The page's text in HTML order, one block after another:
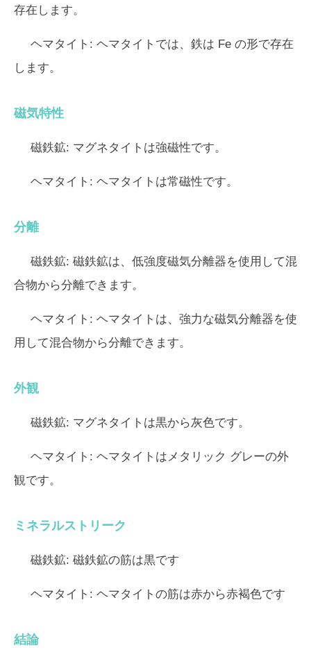
存在します。
ヘマタイト: ヘマタイトでは、鉄は Fe の形で存在
します。
磁気特性
磁鉄鉱: マグネタイトは強磁性です。
ヘマタイト: ヘマタイトは常磁性です。
分離
磁鉄鉱: 磁鉄鉱は、低強度磁気分離器を使用して混
合物から分離できます。
ヘマタイト: ヘマタイトは、強力な磁気分離器を使
用して混合物から分離できます。
外観
磁鉄鉱: マグネタイトは黒から灰色です。
ヘマタイト: ヘマタイトはメタリック グレーの外
観です。
ミネラルストリーク
磁鉄鉱: 磁鉄鉱の筋は黒です
ヘマタイト: ヘマタイトの筋は赤から赤褐色です
結論